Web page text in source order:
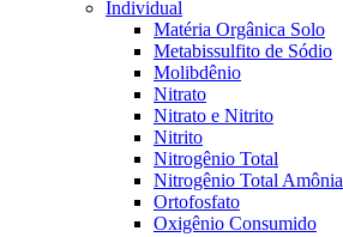
Individual
Matéria Orgânica Solo
Metabissulfito de Sódio
Molibdênio
Nitrato
Nitrato e Nitrito
Nitrito
Nitrogênio Total
Nitrogênio Total Amônia
Ortofosfato
Oxigênio Consumido